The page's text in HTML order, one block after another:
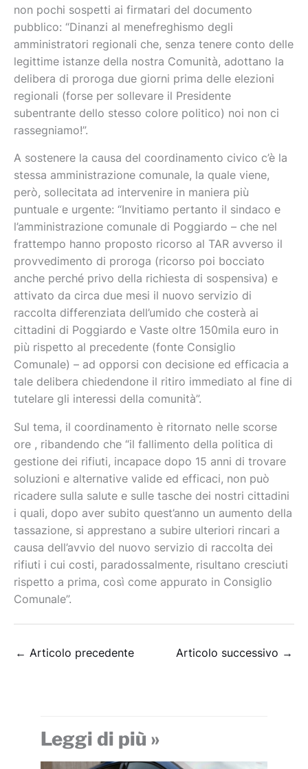
non pochi sospetti ai firmatari del documento
pubblico: “Dinanzi al menefreghismo degli
amministratori regionali che, senza tenere conto delle
legittime istanze della nostra Comunità, adottano la
delibera di proroga due giorni prima delle elezioni
regionali (forse per sollevare il Presidente
subentrante dello stesso colore politico) noi non ci
rassegniamo!”.
A sostenere la causa del coordinamento civico c’è la
stessa amministrazione comunale, la quale viene,
però, sollecitata ad intervenire in maniera più
puntuale e urgente: “Invitiamo pertanto il sindaco e
l’amministrazione comunale di Poggiardo – che nel
frattempo hanno proposto ricorso al TAR avverso il
provvedimento di proroga (ricorso poi bocciato
anche perché privo della richiesta di sospensiva) e
attivato da circa due mesi il nuovo servizio di
raccolta differenziata dell’umido che costerà ai
cittadini di Poggiardo e Vaste oltre 150mila euro in
più rispetto al precedente (fonte Consiglio
Comunale) – ad opporsi con decisione ed efficacia a
tale delibera chiedendone il ritiro immediato al fine di
tutelare gli interessi della comunità”.
Sul tema, il coordinamento è ritornato nelle scorse
ore , ribandendo che “il fallimento della politica di
gestione dei rifiuti, incapace dopo 15 anni di trovare
soluzioni e alternative valide ed efficaci, non può
ricadere sulla salute e sulle tasche dei nostri cittadini
i quali, dopo aver subito quest’anno un aumento della
tassazione, si apprestano a subire ulteriori rincari a
causa dell’avvio del nuovo servizio di raccolta dei
rifiuti i cui costi, paradossalmente, risultano cresciuti
rispetto a prima, così come appurato in Consiglio
Comunale”.
← Articolo precedente Articolo successivo →
Leggi di più »